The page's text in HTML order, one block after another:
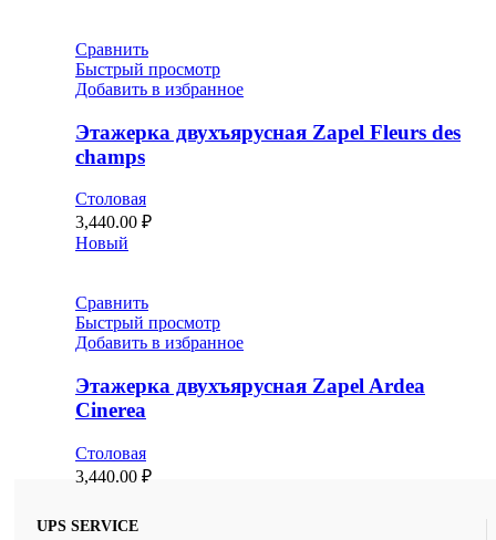
Сравнить
Быстрый просмотр
Добавить в избранное
Этажерка двухъярусная Zapel Fleurs des
champs
Столовая
3,440.00 ₽
Новый
Сравнить
Быстрый просмотр
Добавить в избранное
Этажерка двухъярусная Zapel Ardea
Cinerea
Столовая
3,440.00 ₽
UPS SERVICE